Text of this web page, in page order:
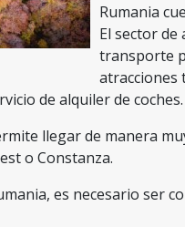
Rumania
El sector de
transporte
atracciones
de alquiler de coches.
llegar de manera
o Constanza.
es necesario ser